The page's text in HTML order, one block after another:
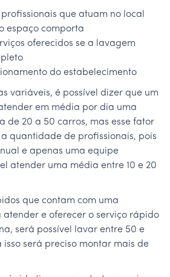
que atuam no local
espaço comporta
oferecidos se a lavagem
do estabelecimento
variáveis, é possível dizer que um
em média por dia uma
de 20 a 50 carros, mas esse fator
quantidade de profissionais, pois
e apenas uma equipe
atender uma média entre 10 e 20
que contam com uma
e oferecer o serviço rápido
será possível lavar entre 50 e
isso será preciso montar mais de